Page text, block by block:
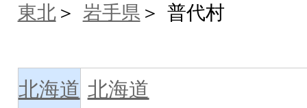
東北
岩手県 普代村
北海道 北海道